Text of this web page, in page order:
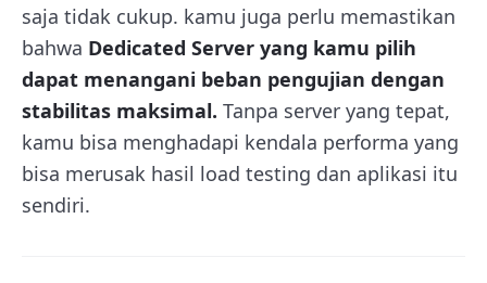
saja tidak cukup. kamu juga perlu memastikan
bahwa Dedicated Server yang kamu pilih
dapat menangani beban pengujian dengan
stabilitas maksimal. Tanpa server yang tepat,
kamu bisa menghadapi kendala performa yang
bisa merusak hasil load testing dan aplikasi itu
sendiri.